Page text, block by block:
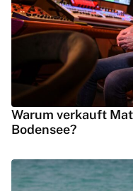
Warum verkauft
Bodensee?